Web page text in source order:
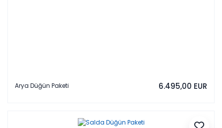
Arya Düğün Paketi 6.495,00 EUR